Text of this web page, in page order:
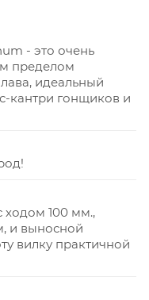
- это очень
пределом
идеальный
кантри гонщиков и
ходом 100 мм.,
и выносной
вилку практичной